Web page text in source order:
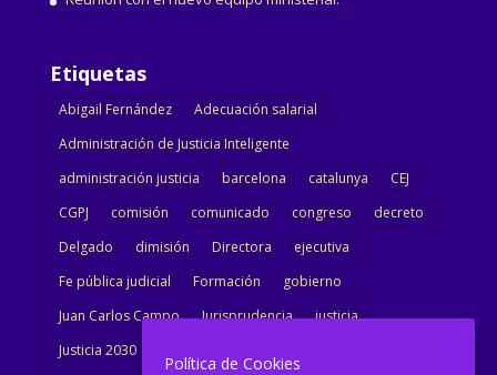
Etiquetas
Abigail Fernández
Adecuación salarial
Administración de Justicia Inteligente
administración justicia
barcelona catalunya
CEJ
CGPJ
comisión comunicado congreso
decreto
Delgado
dimisión Directora
ejecutiva
Fe pública judicial
Formación
gobierno
Juan Carlos Campo
Jurisprudencia
justicia
Justicia 2030
Política de Cookies